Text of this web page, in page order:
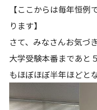
【ここからは毎年恒
ります】
さて、みなさんお気づ
大学受験本番まであと
もほぼほぼ半年ほどと